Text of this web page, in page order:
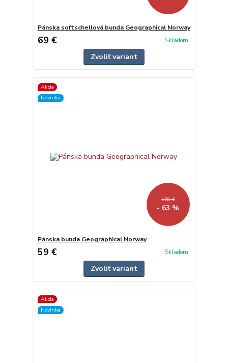
Pánska softschellová bunda Geographical Norway
69 € Skladom
Zvoliť variant
Akcia
Novinka
159 €
- 63 %
Pánska bunda Geographical Norway
59 € Skladom
Zvoliť variant
Akcia
Novinka